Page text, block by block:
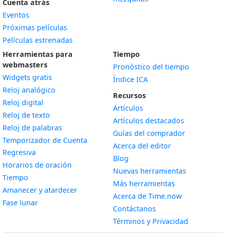
Cuenta atrás
Eventos
Próximas películas
Películas estrenadas
Herramientas para
webmasters
Widgets gratis
Reloj analógico
Reloj digital
Reloj de texto
Reloj de palabras
Temporizador de Cuenta
Regresiva
Horarios de oración
Tiempo
Amanecer y atardecerWidget
Fase lunarWidget
Tiempo
Pronóstico del tiempo
Índice ICA
Recursos
Artículos
Artículos destacados
Guías del comprador
Acerca del editor
Blog
Nuevas herramientas
Más herramientas
Acerca de Time.now
Contáctanos
Términos y Privacidad